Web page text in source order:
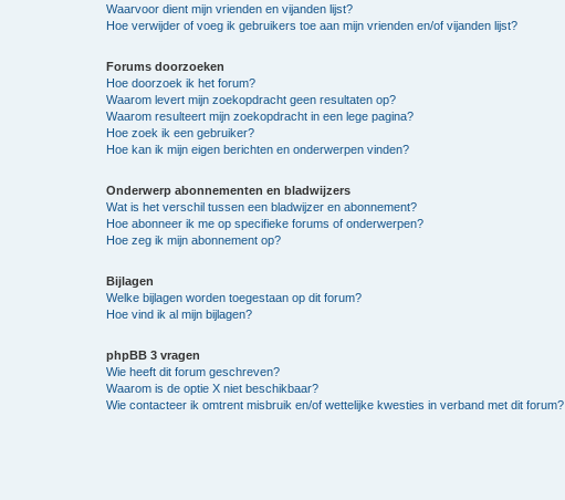
Waarvoor dient mijn vrienden en vijanden lijst?
Hoe verwijder of voeg ik gebruikers toe aan mijn vrienden en/of vijanden lijst?
Forums doorzoeken
Hoe doorzoek ik het forum?
Waarom levert mijn zoekopdracht geen resultaten op?
Waarom resulteert mijn zoekopdracht in een lege pagina?
Hoe zoek ik een gebruiker?
Hoe kan ik mijn eigen berichten en onderwerpen vinden?
Onderwerp abonnementen en bladwijzers
Wat is het verschil tussen een bladwijzer en abonnement?
Hoe abonneer ik me op specifieke forums of onderwerpen?
Hoe zeg ik mijn abonnement op?
Bijlagen
Welke bijlagen worden toegestaan op dit forum?
Hoe vind ik al mijn bijlagen?
phpBB 3 vragen
Wie heeft dit forum geschreven?
Waarom is de optie X niet beschikbaar?
Wie contacteer ik omtrent misbruik en/of wettelijke kwesties in verband met dit forum?